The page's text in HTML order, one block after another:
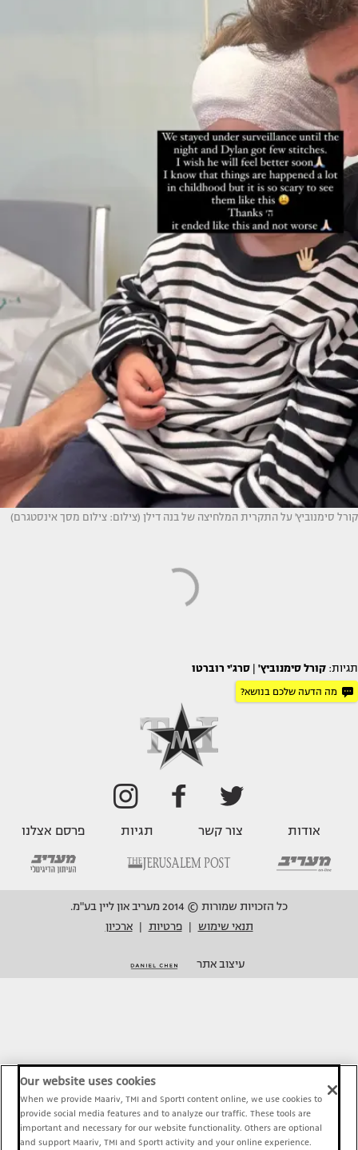
קורל סימנוביץ' על התקרית המלחיצה של בנה דילן (צילום: צילום מסך אינסטגרם)
תגיות: קורל סימנוביץ' סרג'י רוברטו
מה הדעה שלכם בנושא?
אודות צור קשר תגיות פרסם אצלנו
כל הזכויות שמורות © 2014 מעריב און ליין בע"מ.
תנאי שימוש
פרטיות ארכיון
עיצוב אתר
Our website uses cookies
When we provide Maariv, TMI and Sport1 content online, we use cookies to
provide social media features and to analyze our traffic. These tools are
important and necessary for our website functionality. Others are optional
and support Maariv, TMI and Sport1 activity and your online experience.